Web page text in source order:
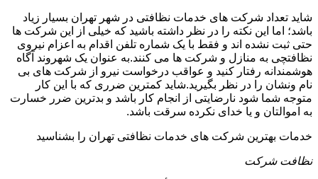
شاید تعداد شرکت های خدمات نظافتی در شهر تهران بسیار زیاد
باشد؛ اما این نکته را در نظر داشته باشید که خیلی از این شرکت ها
حتی ثبت نشده اند و فقط با یک شماره تلفن اقدام به اعزام نیروی
نظافتچی به منازل و شرکت ها می کنند.به عنوان یک شهروند آگاه
هوشمندانه رفتار کنید و عواقب درخواست نیرو از شرکت های بی
نام ونشان را در نظر بگیرید.شاید کمترین ضرری که با این کار
متوجه شما شود نارضایتی از انجام کار باشد و بدترین ضرر خسارت
به اموالتان و یا خدای نکرده سرقت باشد.
خدمات بهترین شرکت های خدمات نظافتی تهران را بشناسید
نظافت شرکت